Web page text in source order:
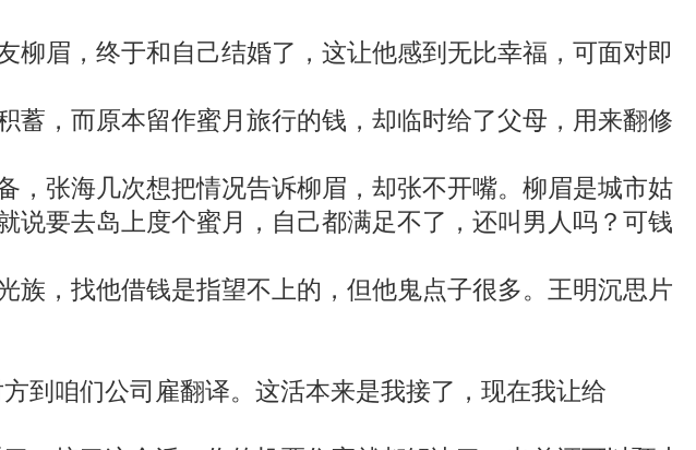
眉，终于和自己结婚了，这让他感到无比幸福，可面对即
，而原本留作蜜月旅行的钱，却临时给了父母，用来翻修
张海几次想把情况告诉柳眉，却张不开嘴。柳眉是城市姑
要去岛上度个蜜月，自己都满足不了，还叫男人吗？可钱
，找他借钱是指望不上的，但他鬼点子很多。王明沉思片
咱们公司雇翻译。这活本来是我接了，现在我让给